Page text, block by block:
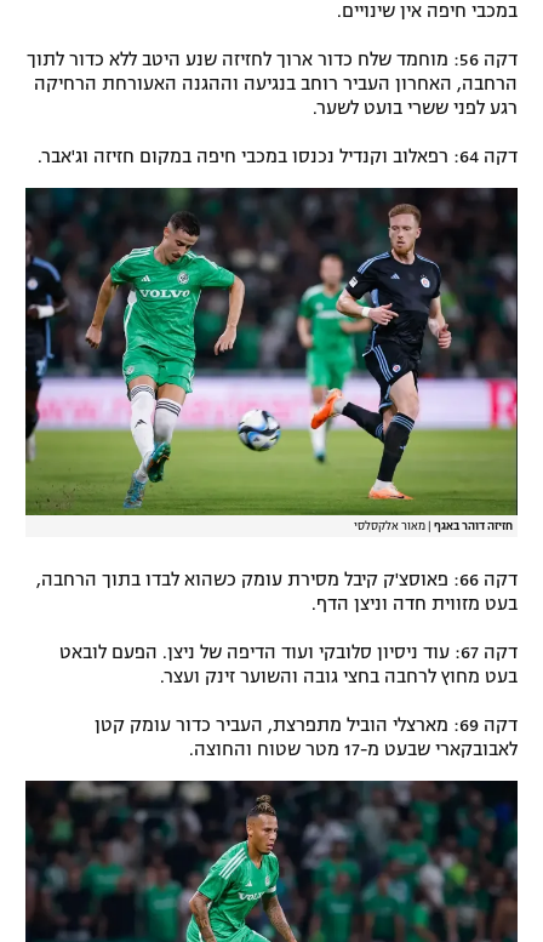
במכבי חיפה אין שינויים.
דקה 56: מוחמד שלח כדור ארוך לחזיזה שנע היטב ללא כדור לתוך
הרחבה, האחרון העביר רוחב בנגיעה וההגנה האעורחת הרחיקה
רגע לפני ששרי בועט לשער.
דקה 64: רפאלוב וקנדיל נכנסו במכבי חיפה במקום חזיזה וג'אבר.
חזיזה דוהר באגף מאור אלקסלסי
דקה 66: פאוסצ'ק קיבל מסירת עומק כשהוא לבדו בתוך הרחבה,
בעט מזווית חדה וניצן הדף.
דקה 67: עוד ניסיון סלובקי ועוד הדיפה של ניצן. הפעם לובאט
בעט מחוץ לרחבה בחצי גובה והשוער זינק ועצר.
דקה 69: מארצלי הוביל מתפרצת, העביר כדור עומק קטן
לאבובקארי שבעט מ-17 מטר שטוח והחוצה.